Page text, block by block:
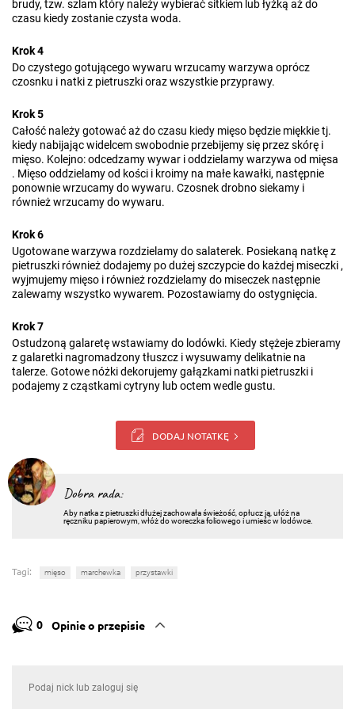
brudy, tzw. szlam który należy wybierać sitkiem lub łyżką aż do
czasu kiedy zostanie czysta woda.
Krok 4
Do czystego gotującego wywaru wrzucamy warzywa oprócz
czosnku i natki z pietruszki oraz wszystkie przyprawy.
Krok 5
Całość należy gotować aż do czasu kiedy mięso będzie miękkie tj.
kiedy nabijając widelcem swobodnie przebijemy się przez skórę i
mięso. Kolejno: odcedzamy wywar i oddzielamy warzywa od mięsa
. Mięso oddzielamy od kości i kroimy na małe kawałki, następnie
ponownie wrzucamy do wywaru. Czosnek drobno siekamy i
również wrzucamy do wywaru.
Krok 6
Ugotowane warzywa rozdzielamy do salaterek. Posiekaną natkę z
pietruszki również dodajemy po dużej szczypcie do każdej miseczki ,
wyjmujemy mięso i również rozdzielamy do miseczek następnie
zalewamy wszystko wywarem. Pozostawiamy do ostygnięcia.
Krok 7
Ostudzoną galaretę wstawiamy do lodówki. Kiedy stężeje zbieramy
z galaretki nagromadzony tłuszcz i wysuwamy delikatnie na
talerze. Gotowe nóżki dekorujemy gałązkami natki pietruszki i
podajemy z cząstkami cytryny lub octem wedle gustu.
DODAJ NOTATKĘ
Dobra rada:
Aby natka z pietruszki dłużej zachowała świeżość, opłucz ją, ułóż na
ręczniku papierowym, włóż do woreczka foliowego i umieśc w lodówce.
Tagi: mięso marchewka przystawki
0 Opinie o przepisie